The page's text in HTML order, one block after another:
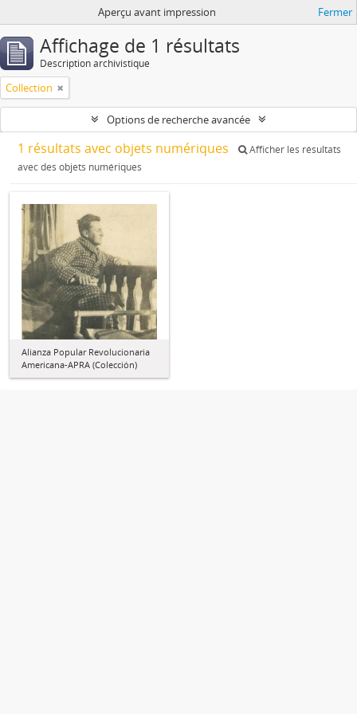
Aperçu avant impression Fermer
Affichage de 1 résultats
Description archivistique
Collection
Options de recherche avancée
1 résultats avec objets numériques
Afficher les résultats
avec des objets numériques
Alianza Popular Revolucionaria
Americana-APRA (Colección)